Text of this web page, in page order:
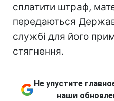
сплатити штраф,
передаються
службі для його
стягнення.
Не упустите
наши